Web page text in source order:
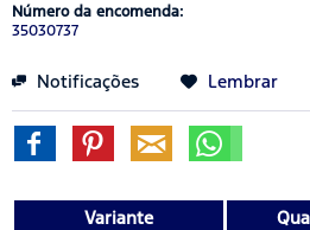
Número da encomenda:
35030737
Notificações Lembrar
Variante